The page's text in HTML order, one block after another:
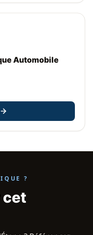
Automobile
?
cet